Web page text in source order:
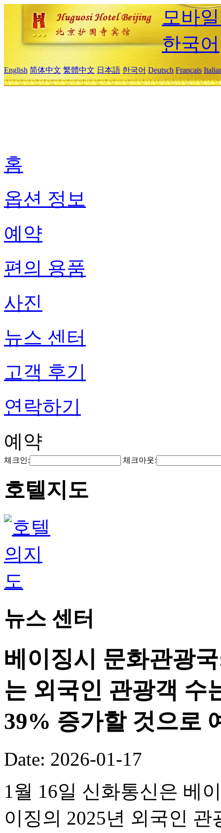
모바
한국어
English 简体中文 繁體中文 日本語 한국어 Deutsch Français
홈
옵션 정보
예약
편의 용품
사진
뉴스 센터
고객 후기
연락하기
예약
체크인: 체크아웃:
호텔지도
뉴스 센터
베이징시 문화관광
는 외국인 관광객 수
39% 증가할 것으로
Date: 2026-01-17
1월 16일 신화통신은 베
이징의 2025년 외국인